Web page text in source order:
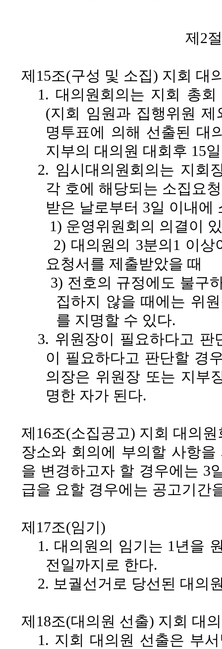
제2
제15조(구성 및 소집) 지회 대
1. 대의원회의는 지회 총
(지회 임원과 집행위원
명투표에 의해 선출된 대
지부의 대의원 대회후 15
2. 임시대의원회의는 지회
각 호에 해당되는 소집요
받은 날로부터 3일 이내에
1) 운영위원회의 의결이
2) 대의원의 3분의1 이상
요청서를 제출받았을 때
3) 전호의 규정에도 불구
집하지 않을 때에는 위
를 지명할 수 있다.
3. 위원장이 필요하다고
이 필요하다고 판단할 경
의장은 위원장 또는 지부
명한 자가 된다.
제16조(소집공고) 지회 대의
장소와 회의에 부의할 사항
을 변경하고자 할 경우에는 3
급을 요할 경우에는 공고기간
제17조(임기)
1. 대의원의 임기는 1년을
전일까지로 한다.
2. 보궐선거로 당선된 대의
제18조(대의원 선출) 지회 대
1. 지회 대의원 선출은 부